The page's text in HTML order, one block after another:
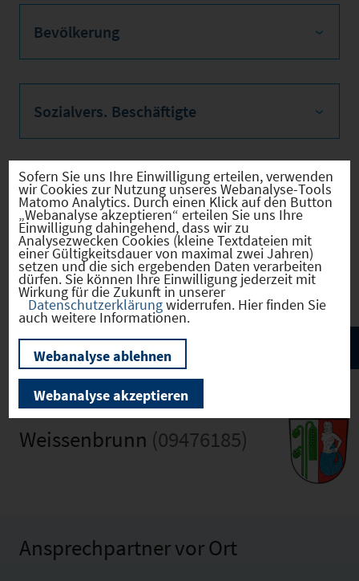
Bevölkerung
Sozialvers. Beschäftigte
Verkehrsinfrastruktur
Kommunale Infrastruktur
Weissenbrunn (09476185)
Ansprechpartner vor Ort
Sofern Sie uns Ihre Einwilligung erteilen, verwenden
wir Cookies zur Nutzung unseres Webanalyse-Tools
Matomo Analytics. Durch einen Klick auf den Button
„Webanalyse akzeptieren“ erteilen Sie uns Ihre
Einwilligung dahingehend, dass wir zu
Analysezwecken Cookies (kleine Textdateien mit
einer Gültigkeitsdauer von maximal zwei Jahren)
setzen und die sich ergebenden Daten verarbeiten
dürfen. Sie können Ihre Einwilligung jederzeit mit
Wirkung für die Zukunft in unserer
Datenschutzerklärungwiderrufen. Hier finden Sie
auch weitere Informationen.
Webanalyse ablehnen
Webanalyse akzeptieren